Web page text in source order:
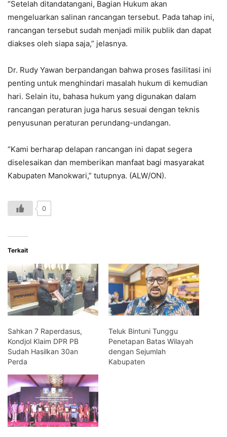
“Setelah ditandatangani, Bagian Hukum akan
mengeluarkan salinan rancangan tersebut. Pada tahap ini,
rancangan tersebut sudah menjadi milik publik dan dapat
diakses oleh siapa saja,” jelasnya.
Dr. Rudy Yawan berpandangan bahwa proses fasilitasi ini
penting untuk menghindari masalah hukum di kemudian
hari. Selain itu, bahasa hukum yang digunakan dalam
rancangan peraturan juga harus sesuai dengan teknis
penyusunan peraturan perundang-undangan.
“Kami berharap delapan rancangan ini dapat segera
diselesaikan dan memberikan manfaat bagi masyarakat
Kabupaten Manokwari,” tutupnya. (ALW/ON).
0
Terkait
Sahkan 7 Raperdasus,
Kondjol Klaim DPR PB
Sudah Hasilkan 30an
Perda
Teluk Bintuni Tunggu
Penetapan Batas Wilayah
dengan Sejumlah
Kabupaten